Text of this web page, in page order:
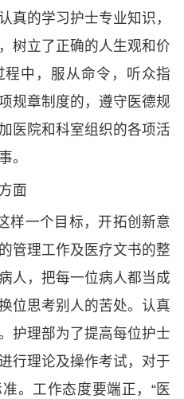
真的学习护士专业知识，
树立了正确的人生观和价
中，服从命令，听众指
规章制度的，遵守医德规
医院和科室组织的各项活
。
面
样一个目标，开拓创新意
管理工作及医疗文书的整
人，把每一位病人都当成
位思考别人的苦处。认真
护理部为了提高每位护士
行理论及操作考试，对于
。工作态度要端正，“医